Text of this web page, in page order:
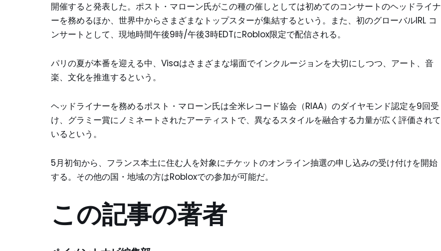
開催すると発表した。ポスト・マローン氏がこの種の催しとしては初めてのコンサートのヘッドライナ
ーを務めるほか、世界中からさまざまなトップスターが集結するという。また、初のグローバルIRL コ
ンサートとして、現地時間午後9時/午後3時EDTにRoblox限定で配信される。
パリの夏が本番を迎える中、Visaはさまざまな場面でインクルージョンを大切にしつつ、アート、音
楽、文化を推進するという。
ヘッドライナーを務めるポスト・マローン氏は全米レコード協会（RIAA）のダイヤモンド認定を9回受
け、グラミー賞にノミネートされたアーティストで、異なるスタイルを融合する力量が広く評価されて
いるという。
5月初旬から、フランス本土に住む人を対象にチケットのオンライン抽選の申し込みの受け付けを開始
する。その他の国・地域の方はRobloxでの参加が可能だ。
この記事の著者